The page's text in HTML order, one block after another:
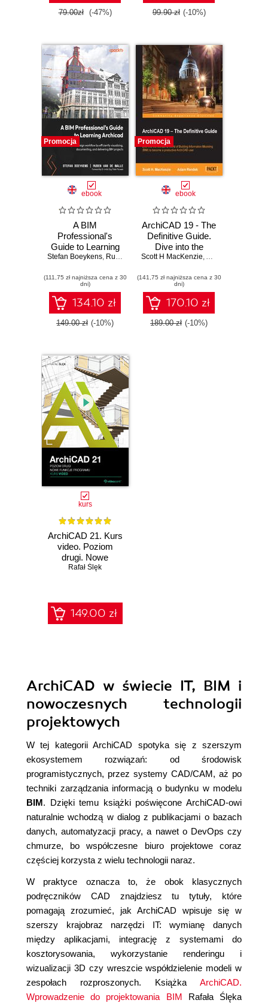
79.00zł (-47%) 99.90 zł (-10%)
Promocja
ebook
A BIM
Professional's
Guide to Learning
Archicad. Boost
workflow by
efficiently
visualizing,
documenting, and
delivering BIM
Stefan Boeykens, Ruben Van de Walle ,Pieter Pauwels
(111,75 zł najniższa cena z 30
dni)
134.10 zł
149.00 zł (-10%)
Promocja
ebook
ArchiCAD 19 - The
Definitive Guide.
Dive into the
wonderful world of
Information
Modeling (BIM) to
become a
productive
ArchiCAD user
Scott H MacKenzie, Adam R Rendek
(141,75 zł najniższa cena z 30
dni)
170.10 zł
189.00 zł (-10%)
kurs
ArchiCAD 21. Kurs
video. Poziom
drugi. Nowe
funkcje programu
Rafał Ślęk
149.00 zł
ArchiCAD w świecie IT, BIM i
nowoczesnych technologii
projektowych
W tej kategorii ArchiCAD spotyka się z szerszym
ekosystemem rozwiązań: od środowisk
programistycznych, przez systemy CAD/CAM, aż po
techniki zarządzania informacją o budynku w modelu
BIM. Dzięki temu książki poświęcone ArchiCAD-owi
naturalnie wchodzą w dialog z publikacjami o bazach
danych, automatyzacji pracy, a nawet o DevOps czy
chmurze, bo współczesne biuro projektowe coraz
częściej korzysta z wielu technologii naraz.
W praktyce oznacza to, że obok klasycznych
podręczników CAD znajdziesz tu tytuły, które
pomagają zrozumieć, jak ArchiCAD wpisuje się w
szerszy krajobraz narzędzi IT: wymianę danych
między aplikacjami, integrację z systemami do
kosztorysowania, wykorzystanie renderingu i
wizualizacji 3D czy wreszcie współdzielenie modeli w
zespołach rozproszonych. Książka ArchiCAD.
Wprowadzenie do projektowania BIM Rafała Ślęka